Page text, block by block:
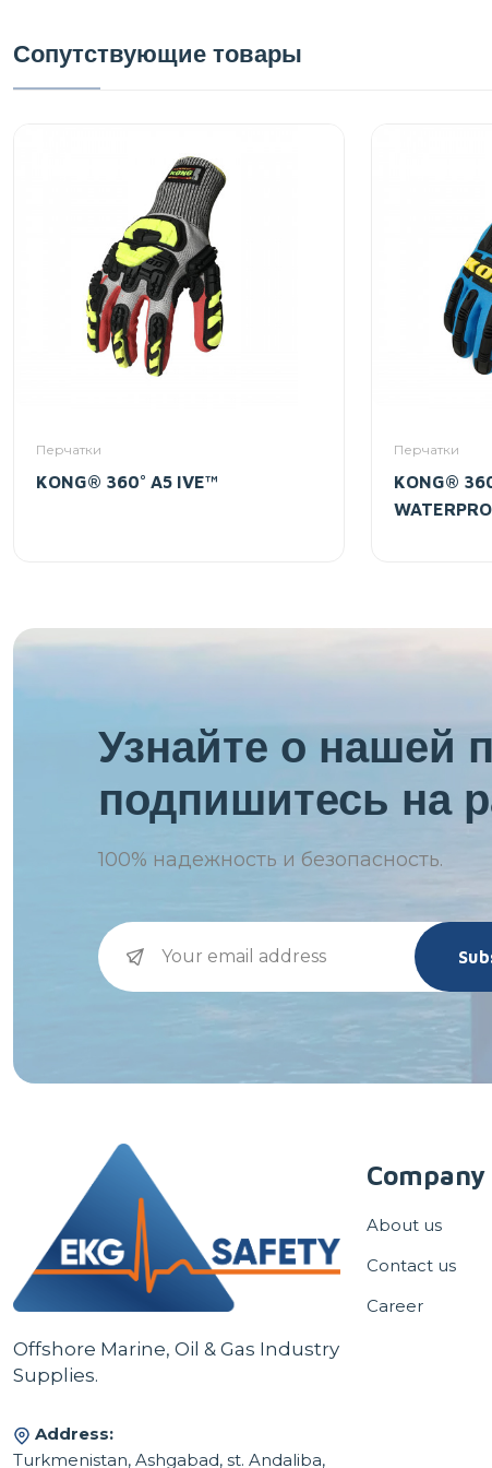
Сопутствующие товары
Перчатки
KONG® 360° A5 IVE™
Перчатки
KONG®
Узнайте о нашей
подпишитесь на
100% надежность и безопасность.
Offshore Marine, Oil & Gas Industry
Supplies.
Address:
Turkmenistan, Ashgabad, st. Andaliba,
Company
About us
Contact us
Career